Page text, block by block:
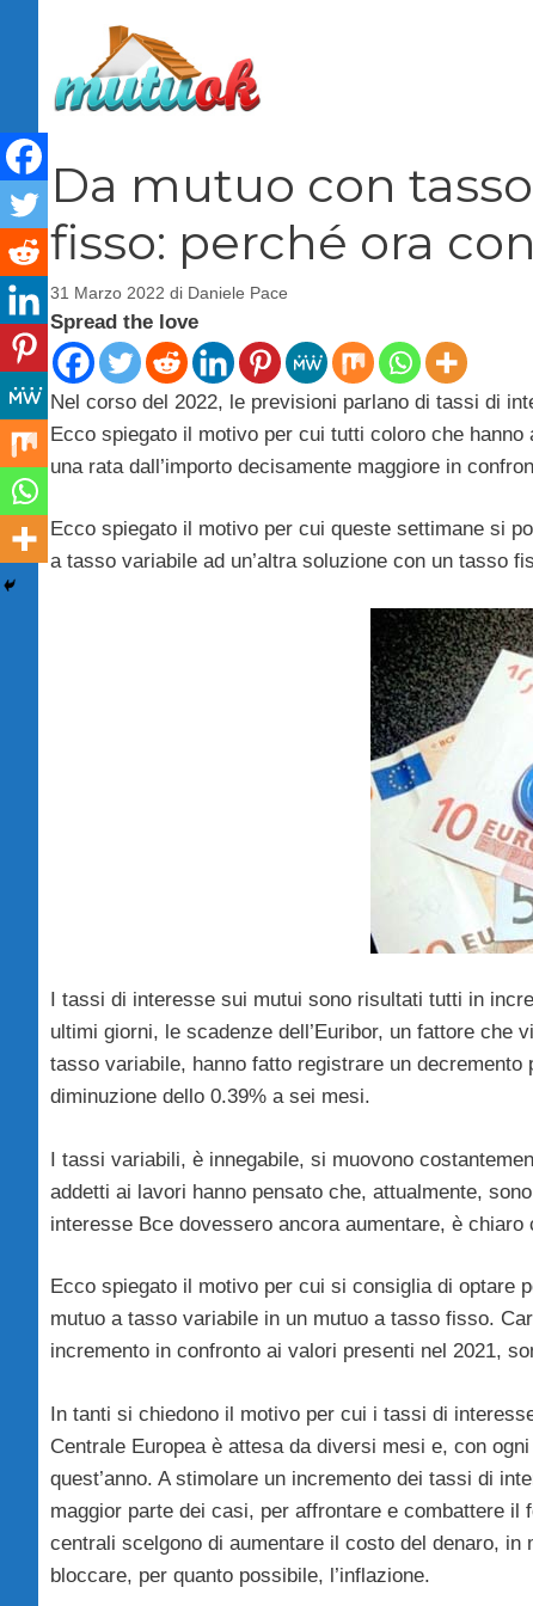
contenuto
Da mutuo con
fisso: perché ora
31 Marzo 2022 di Daniele Pace
Spread the love
Nel corso del 2022, le previsioni parlano di tassi di
Ecco spiegato il motivo per cui tutti coloro che
una rata dall’importo decisamente maggiore in
Ecco spiegato il motivo per cui queste settimane si
a tasso variabile ad un’altra soluzione con un tasso
I tassi di interesse sui mutui sono risultati tutti in
ultimi giorni, le scadenze dell’Euribor, un fattore che
tasso variabile, hanno fatto registrare un
diminuzione dello 0.39% a sei mesi.
I tassi variabili, è innegabile, si muovono
addetti ai lavori hanno pensato che, attualmente,
interesse Bce dovessero ancora aumentare, è
Ecco spiegato il motivo per cui si consiglia di optare
mutuo a tasso variabile in un mutuo a tasso fisso.
incremento in confronto ai valori presenti nel 2021,
In tanti si chiedono il motivo per cui i tassi di
Centrale Europea è attesa da diversi mesi e, con
quest’anno. A stimolare un incremento dei tassi di
maggior parte dei casi, per affrontare e combattere
centrali scelgono di aumentare il costo del denaro,
bloccare, per quanto possibile, l’inflazione.